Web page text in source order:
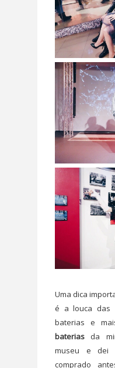
Uma dica
é a louca das
baterias e
baterias da
museu e dei
comprado